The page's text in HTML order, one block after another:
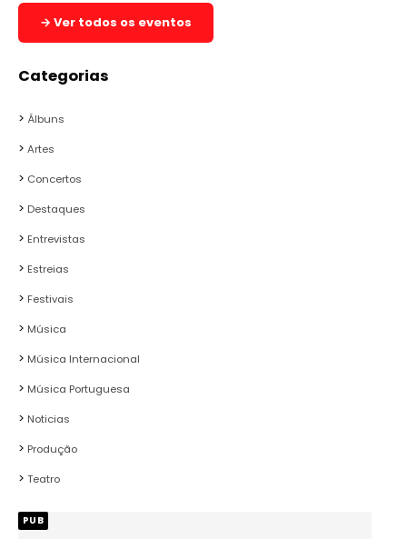
→ Ver todos os eventos
Categorias
Álbuns
Artes
Concertos
Destaques
Entrevistas
Estreias
Festivais
Música
Música Internacional
Música Portuguesa
Noticias
Produção
Teatro
PUB